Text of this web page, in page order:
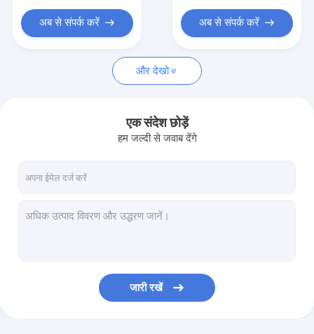
एएसी ब्लॉक कटिंग मशीन
स्वचालित कंक्रीट ब्लॉक बनाने की मशीन
अर्ध स्वचालित ब्लॉक बनाने की मशीन
लाइटवेट वॉल पैनल मशीन
एएसी आटोक्लेव
एएसी ब्लॉक प्लांट मशीनरी
अब से संपर्क करें अब से संपर्क करें
और देखो
एक संदेश छोड़ें
हम जल्दी से जवाब देंगे
जारी रखें